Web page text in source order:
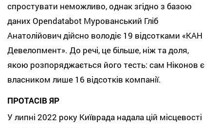
спростувати неможливо, однак згідно з базою
даних Opendatabot Мурованський Гліб
Анатолійович дійсно володіє 19 відсотками «КАН
Девелопмент». До речі, це більше, ніж та доля,
якою розпоряджається його тесть: сам Ніконов є
власником лише 16 відсотків компанії.
ПРОТАСІВ ЯР
У липні 2022 року Київрада надала цій місцевості